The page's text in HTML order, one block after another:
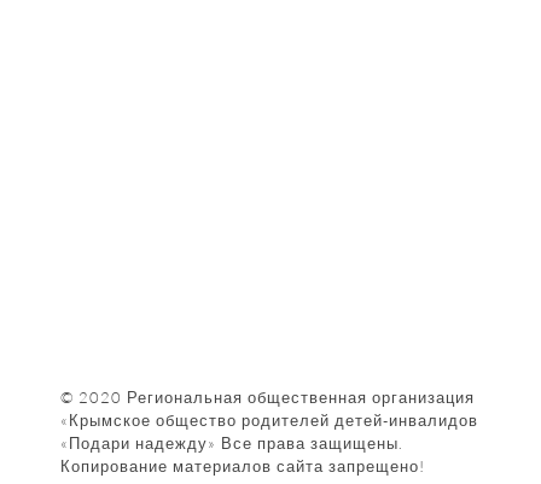
© 2020 Региональная общественная организация
«Крымское общество родителей детей-инвалидов
«Подари надежду» Все права защищены.
Копирование материалов сайта запрещено!